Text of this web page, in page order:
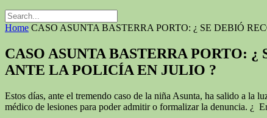
Home CASO ASUNTA BASTERRA PORTO: ¿ SE DEBIÓ
CASO ASUNTA BASTERRA PORTO:
ANTE LA POLICÍA EN JULIO ?
Estos días, ante el tremendo caso de la niña Asunta, ha salido a la
médico de lesiones para poder admitir o formalizar la denuncia. ¿